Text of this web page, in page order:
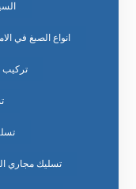
انواع الصبغ في
تركيب
تسليك مجاري